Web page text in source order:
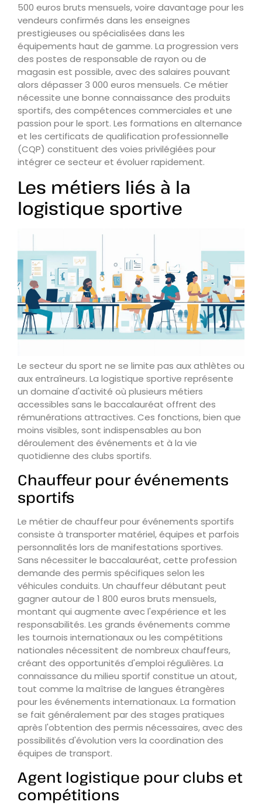
500 euros bruts mensuels, voire davantage pour les
vendeurs confirmés dans les enseignes
prestigieuses ou spécialisées dans les
équipements haut de gamme. La progression vers
des postes de responsable de rayon ou de
magasin est possible, avec des salaires pouvant
alors dépasser 3 000 euros mensuels. Ce métier
nécessite une bonne connaissance des produits
sportifs, des compétences commerciales et une
passion pour le sport. Les formations en alternance
et les certificats de qualification professionnelle
(CQP) constituent des voies privilégiées pour
intégrer ce secteur et évoluer rapidement.
Les métiers liés à la
logistique sportive
Le secteur du sport ne se limite pas aux athlètes ou
aux entraîneurs. La logistique sportive représente
un domaine d'activité où plusieurs métiers
accessibles sans le baccalauréat offrent des
rémunérations attractives. Ces fonctions, bien que
moins visibles, sont indispensables au bon
déroulement des événements et à la vie
quotidienne des clubs sportifs.
Chauffeur pour événements
sportifs
Le métier de chauffeur pour événements sportifs
consiste à transporter matériel, équipes et parfois
personnalités lors de manifestations sportives.
Sans nécessiter le baccalauréat, cette profession
demande des permis spécifiques selon les
véhicules conduits. Un chauffeur débutant peut
gagner autour de 1 800 euros bruts mensuels,
montant qui augmente avec l'expérience et les
responsabilités. Les grands événements comme
les tournois internationaux ou les compétitions
nationales nécessitent de nombreux chauffeurs,
créant des opportunités d'emploi régulières. La
connaissance du milieu sportif constitue un atout,
tout comme la maîtrise de langues étrangères
pour les événements internationaux. La formation
se fait généralement par des stages pratiques
après l'obtention des permis nécessaires, avec des
possibilités d'évolution vers la coordination des
équipes de transport.
Agent logistique pour clubs et
compétitions